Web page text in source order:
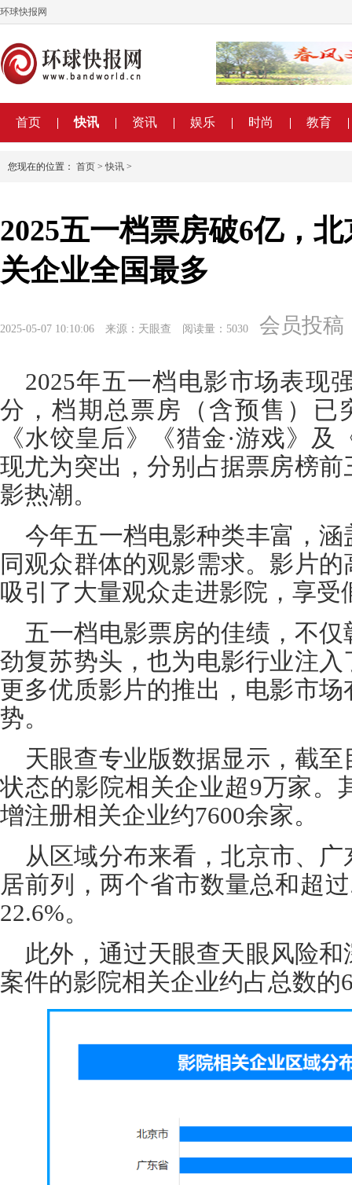
环球快报网
首页 快讯 资讯 娱乐 时尚 教育
您现在的位置： 首页 >快讯 >
2025五一档票房破6亿，
关企业全国最多
2025-05-07 10:10:06 来源：天眼查 阅读量：5030 会员投稿
2025年五一档电影市场表现
分，档期总票房（含预售）已
《水饺皇后》《猎金·游戏》
现尤为突出，分别占据票房榜
影热潮。
今年五一档电影种类丰富，
同观众群体的观影需求。影片
吸引了大量观众走进影院，享受
五一档电影票房的佳绩，不
劲复苏势头，也为电影行业注
更多优质影片的推出，电影市
势。
天眼查专业版数据显示，截
状态的影院相关企业超9万家。
增注册相关企业约7600余家。
从区域分布来看，北京市、
居前列，两个省市数量总和超
22.6%。
此外，通过天眼查天眼风险
案件的影院相关企业约占总数的